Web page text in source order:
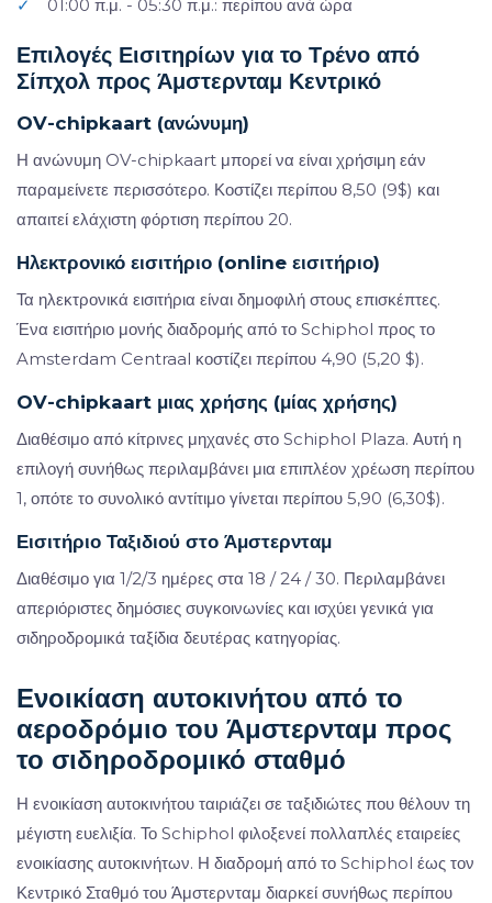
✓ 01:00 π.μ. - 05:30 π.μ.: περίπου ανά ώρα
Επιλογές Εισιτηρίων για το Τρένο από
Σίπχολ προς Άμστερνταμ Κεντρικό
OV-chipkaart (ανώνυμη)
Η ανώνυμη OV-chipkaart μπορεί να είναι χρήσιμη εάν
παραμείνετε περισσότερο. Κοστίζει περίπου 8,50 (9$) και
απαιτεί ελάχιστη φόρτιση περίπου 20.
Ηλεκτρονικό εισιτήριο (online εισιτήριο)
Τα ηλεκτρονικά εισιτήρια είναι δημοφιλή στους επισκέπτες.
Ένα εισιτήριο μονής διαδρομής από το Schiphol προς το
Amsterdam Centraal κοστίζει περίπου 4,90 (5,20 $).
OV-chipkaart μιας χρήσης (μίας χρήσης)
Διαθέσιμο από κίτρινες μηχανές στο Schiphol Plaza. Αυτή η
επιλογή συνήθως περιλαμβάνει μια επιπλέον χρέωση περίπου
1, οπότε το συνολικό αντίτιμο γίνεται περίπου 5,90 (6,30$).
Εισιτήριο Ταξιδιού στο Άμστερνταμ
Διαθέσιμο για 1/2/3 ημέρες στα 18 / 24 / 30. Περιλαμβάνει
απεριόριστες δημόσιες συγκοινωνίες και ισχύει γενικά για
σιδηροδρομικά ταξίδια δευτέρας κατηγορίας.
Ενοικίαση αυτοκινήτου από το
αεροδρόμιο του Άμστερνταμ προς
το σιδηροδρομικό σταθμό
Η ενοικίαση αυτοκινήτου ταιριάζει σε ταξιδιώτες που θέλουν τη
μέγιστη ευελιξία. Το Schiphol φιλοξενεί πολλαπλές εταιρείες
ενοικίασης αυτοκινήτων. Η διαδρομή από το Schiphol έως τον
Κεντρικό Σταθμό του Άμστερνταμ διαρκεί συνήθως περίπου